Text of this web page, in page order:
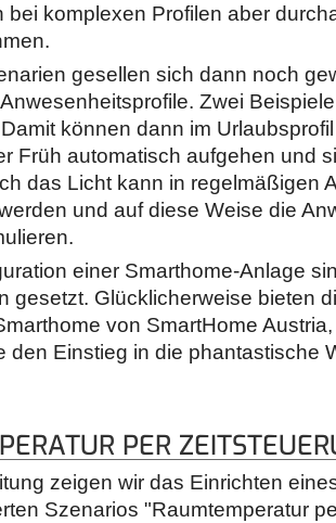
bei komplexen Profilen aber
gesellen sich dann noch
Zwei
können dann im
Früh automatisch aufgehen und
das Licht kann in regelmäßigen
und auf diese Weise die
einer Smarthome-Anlage
gesetzt. Glücklicherweise bieten
von SmartHome
den Einstieg in die phantastische
PER
zeigen wir das Einrichten
Szenarios "Raumtemperatur